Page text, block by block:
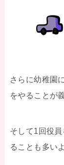
さらに幼稚園
をやることが
そして1回役
ることも多い